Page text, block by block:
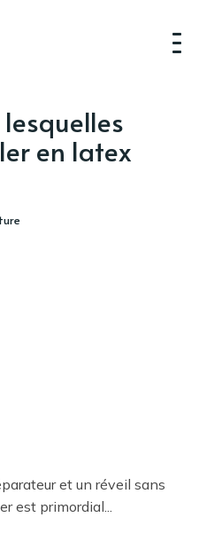
en latex
et un réveil sans
est primordial...